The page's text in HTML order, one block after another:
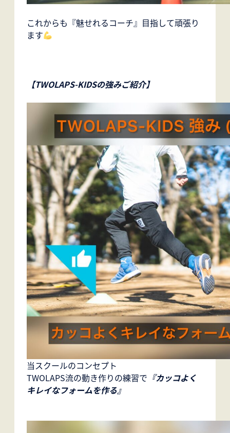
これからも『魅せれるコーチ』目指して頑張り
ます
【TWOLAPS-KIDSの強みご紹介】
当スクールのコンセプト
TWOLAPS流の動き作りの練習で 『カッコよく
キレイなフォームを作る』